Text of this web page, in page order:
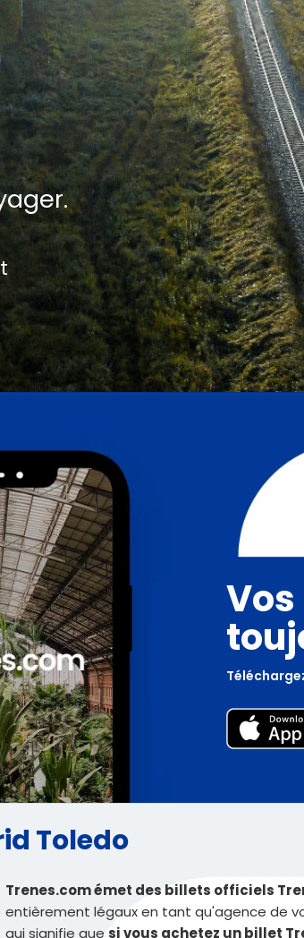
Toledo
Trenes.com émet des billets officiels
entièrement légaux en tant qu'agence de
qui signifie quesi vous achetez un billet